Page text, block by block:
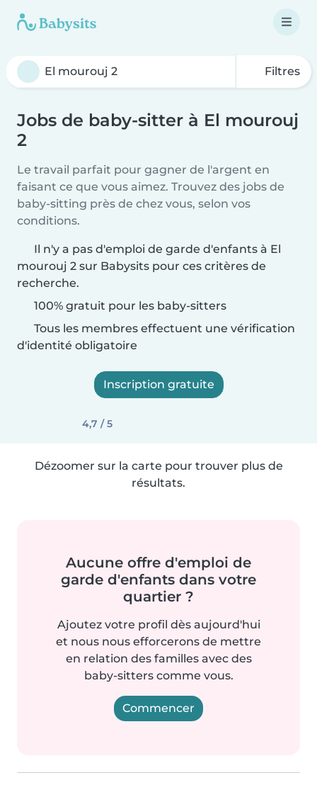
Filtres
Jobs de baby-sitter à El mourouj
2
Le travail parfait pour gagner de l'argent en
faisant ce que vous aimez. Trouvez des jobs de
baby-sitting près de chez vous, selon vos
conditions.
Il n'y a pas d'emploi de garde d'enfants à El
mourouj 2 sur Babysits pour ces critères de
recherche.
100% gratuit pour les baby-sitters
Tous les membres effectuent une vérification
d'identité obligatoire
Inscription gratuite
4,7 / 5
Dézoomer sur la carte pour trouver plus de
résultats.
Aucune offre d'emploi de
garde d'enfants dans votre
quartier ?
Ajoutez votre profil dès aujourd'hui
et nous nous efforcerons de mettre
en relation des familles avec des
baby-sitters comme vous.
Commencer